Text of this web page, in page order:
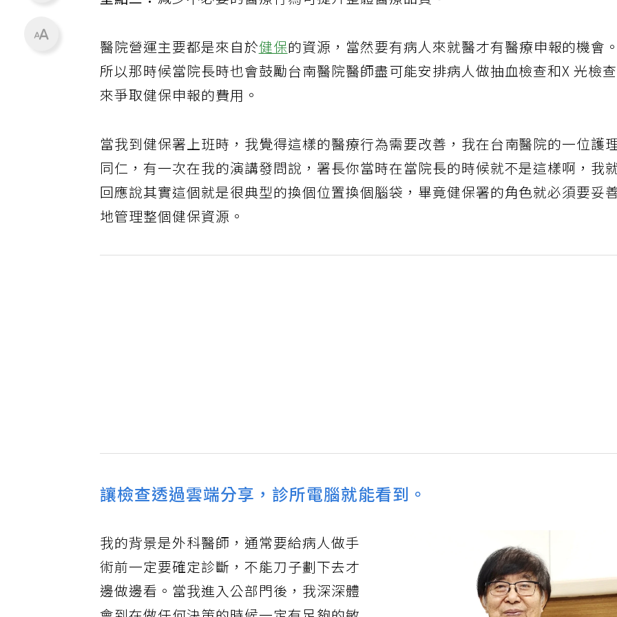
醫院營運主要都是來自於健保的資源，當然要有病人來就醫才有醫療申報的機會。
所以那時候當院長時也會鼓勵台南醫院醫師盡可能安排病人做抽血檢查和X 光檢查
來爭取健保申報的費用。
當我到健保署上班時，我覺得這樣的醫療行為需要改善，我在台南醫院的一位護
同仁，有一次在我的演講發問說，署長你當時在當院長的時候就不是這樣啊，我
回應說其實這個就是很典型的換個位置換個腦袋，畢竟健保署的角色就必須要妥
地管理整個健保資源。
讓檢查透過雲端分享，診所電腦就能看到。
我的背景是外科醫師，通常要給病人做手
術前一定要確定診斷，不能刀子劃下去才
邊做邊看。當我進入公部門後，我深深體